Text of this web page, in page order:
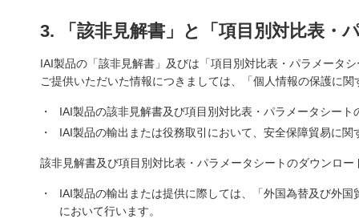
3. 「該非見解書」と「項目別対比表・
IAI製品の「該非見解書」及びは「項目別対比表・パラメータ
ご提供いただいた情報につきましては、「個人情報の保護に
・
IAI製品の該非見解書及び項目別対比表・パラメータシート
・
IAI製品の輸出または役務取引において、安全保障貿易に
該非見解書及び項目別対比表・パラメータシート
・
IAI製品の輸出または提供に際しては、「外国為替及び外
において行います。